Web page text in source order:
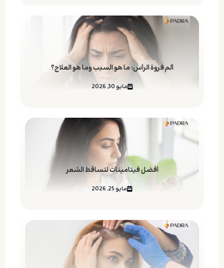
ألم فروة الرأس: ما هو السبب وما هو العلاج؟
مايو 30, 2026
أفضل فيتامينات لتساقط الشعر
مايو 25, 2026